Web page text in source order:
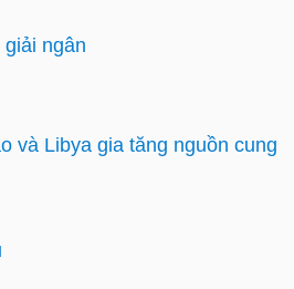
ngân
và Libya gia tăng nguồn cung